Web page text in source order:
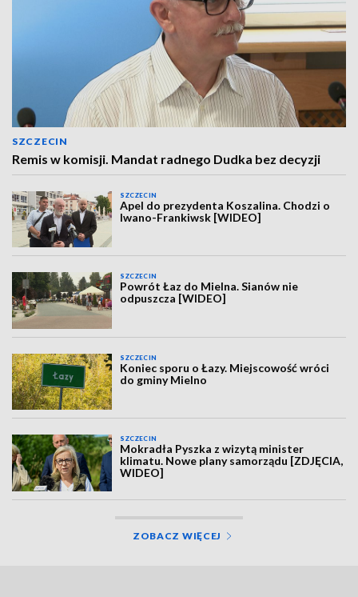
SZCZECIN
Remis w komisji. Mandat radnego Dudka bez decyzji
SZCZECIN
Apel do prezydenta Koszalina. Chodzi o
Iwano-Frankiwsk [WIDEO]
SZCZECIN
Powrót Łaz do Mielna. Sianów nie
odpuszcza [WIDEO]
SZCZECIN
Koniec sporu o Łazy. Miejscowość wróci
do gminy Mielno
SZCZECIN
Mokradła Pyszka z wizytą minister
klimatu. Nowe plany samorządu [ZDJĘCIA,
WIDEO]
ZOBACZ WIĘCEJ